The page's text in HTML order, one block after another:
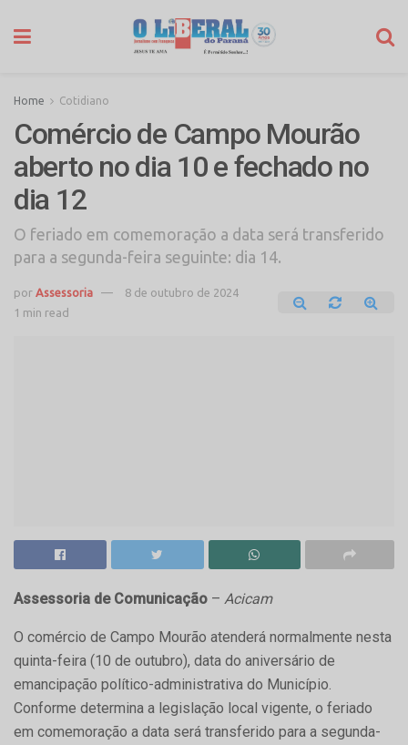
Home Cotidiano
Comércio de Campo Mourão
aberto no dia 10 e fechado no
dia 12
O feriado em comemoração a data será transferido
para a segunda-feira seguinte: dia 14.
por Assessoria
8 de outubro de 2024
1 min read
Assessoria de Comunicação – Acicam
O comércio de Campo Mourão atenderá normalmente nesta
quinta-feira (10 de outubro), data do aniversário de
emancipação político-administrativa do Município.
Conforme determina a legislação local vigente, o feriado
em comemoração a data será transferido para a segunda-